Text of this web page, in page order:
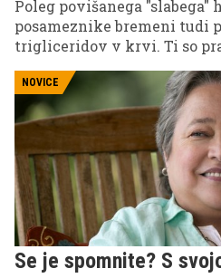
Poleg povišanega "slabega"
posameznike bremeni tudi
trigliceridov v krvi. Ti so
povišana vrednost je bolj
NOVICE
Se je spomnite? S